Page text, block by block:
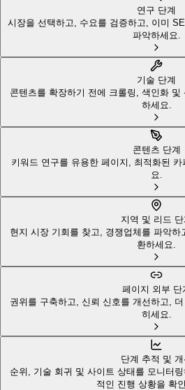
연구 단계
시장을 선택하고, 수요를 검증하고, 이미
파악하세요.
기술 단계
콘텐츠를 확장하기 전에 크롤링, 색인화
하세요.
콘텐츠 단계
키워드 연구를 유용한 페이지, 최적화된
요.
지역 및 리드 단
현지 시장 기회를 찾고, 경쟁업체를 파악하
환하세요.
페이지 외부 단
권위를 구축하고, 신뢰 신호를 개선하고,
히세요.
단계 추적 및 개
순위, 기술 회귀 및 사이트 상태를 모니터
적인 진행 상황을 확